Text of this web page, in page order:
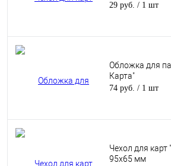
29 руб. / 1 шт
Обложка для
Карта"
74 руб. / 1 шт
Чехол для
95х65 мм